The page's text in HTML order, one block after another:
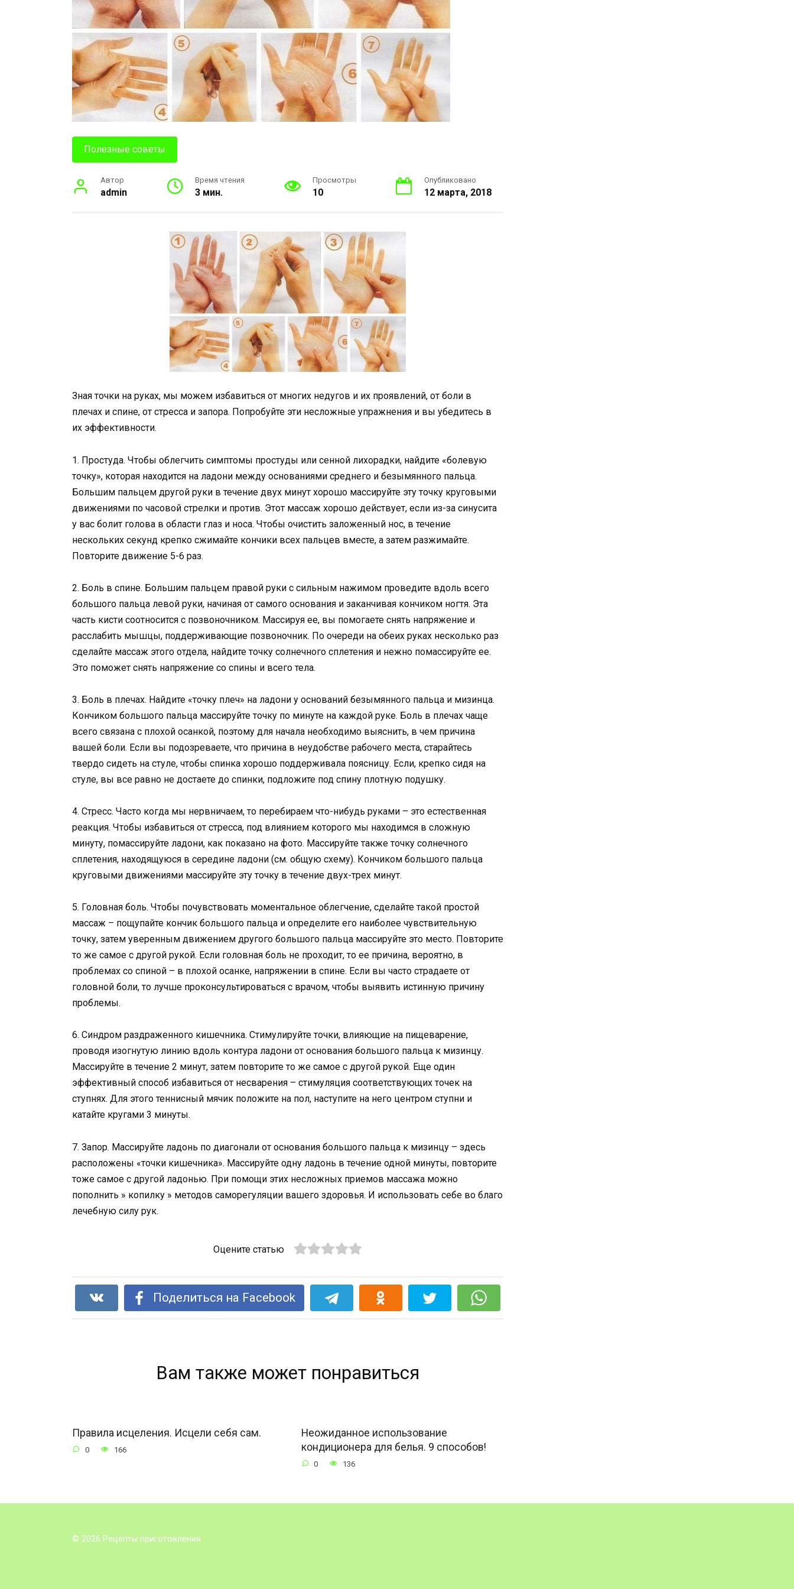
Полезные советы
Автор
admin
Время чтения
3 мин.
Просмотры
10
Опубликовано
12 марта, 2018
Зная точки на руках, мы можем избавиться от многих недугов и их проявлений, от боли в
плечах и спине, от стресса и запора. Попробуйте эти несложные упражнения и вы убедитесь в
их эффективности.
1. Простуда. Чтобы облегчить симптомы простуды или сенной лихорадки, найдите «болевую
точку», которая находится на ладони между основаниями среднего и безымянного пальца.
Большим пальцем другой руки в течение двух минут хорошо массируйте эту точку круговыми
движениями по часовой стрелки и против. Этот массаж хорошо действует, если из-за синусита
у вас болит голова в области глаз и носа. Чтобы очистить заложенный нос, в течение
нескольких секунд крепко сжимайте кончики всех пальцев вместе, а затем разжимайте.
Повторите движение 5-6 раз.
2. Боль в спине. Большим пальцем правой руки с сильным нажимом проведите вдоль всего
большого пальца левой руки, начиная от самого основания и заканчивая кончиком ногтя. Эта
часть кисти соотносится с позвоночником. Массируя ее, вы помогаете снять напряжение и
расслабить мышцы, поддерживающие позвоночник. По очереди на обеих руках несколько раз
сделайте массаж этого отдела, найдите точку солнечного сплетения и нежно помассируйте ее.
Это поможет снять напряжение со спины и всего тела.
3. Боль в плечах. Найдите «точку плеч» на ладони у оснований безымянного пальца и мизинца.
Кончиком большого пальца массируйте точку по минуте на каждой руке. Боль в плечах чаще
всего связана с плохой осанкой, поэтому для начала необходимо выяснить, в чем причина
вашей боли. Если вы подозреваете, что причина в неудобстве рабочего места, старайтесь
твердо сидеть на стуле, чтобы спинка хорошо поддерживала поясницу. Если, крепко сидя на
стуле, вы все равно не достаете до спинки, подложите под спину плотную подушку.
4. Стресс. Часто когда мы нервничаем, то перебираем что-нибудь руками – это естественная
реакция. Чтобы избавиться от стресса, под влиянием которого мы находимся в сложную
минуту, помассируйте ладони, как показано на фото. Массируйте также точку солнечного
сплетения, находящуюся в середине ладони (см. общую схему). Кончиком большого пальца
круговыми движениями массируйте эту точку в течение двух-трех минут.
5. Головная боль. Чтобы почувствовать моментальное облегчение, сделайте такой простой
массаж – пощупайте кончик большого пальца и определите его наиболее чувствительную
точку, затем уверенным движением другого большого пальца массируйте это место. Повторите
то же самое с другой рукой. Если головная боль не проходит, то ее причина, вероятно, в
проблемах со спиной – в плохой осанке, напряжении в спине. Если вы часто страдаете от
головной боли, то лучше проконсультироваться с врачом, чтобы выявить истинную причину
проблемы.
6. Синдром раздраженного кишечника. Стимулируйте точки, влияющие на пищеварение,
проводя изогнутую линию вдоль контура ладони от основания большого пальца к мизинцу.
Массируйте в течение 2 минут, затем повторите то же самое с другой рукой. Еще один
эффективный способ избавиться от несварения – стимуляция соответствующих точек на
ступнях. Для этого теннисный мячик положите на пол, наступите на него центром ступни и
катайте кругами 3 минуты.
7. Запор. Массируйте ладонь по диагонали от основания большого пальца к мизинцу – здесь
расположены «точки кишечника». Массируйте одну ладонь в течение одной минуты, повторите
тоже самое с другой ладонью. При помощи этих несложных приемов массажа можно
пополнить » копилку » методов саморегуляции вашего здоровья. И использовать себе во благо
лечебную силу рук.
Оцените статью
Поделиться на Facebook
Вам также может понравиться
Правила исцеления. Исцели себя сам.
0 166
Неожиданное использование
кондиционера для белья. 9 способов!
0 136
© 2026 Рецепты приготовления